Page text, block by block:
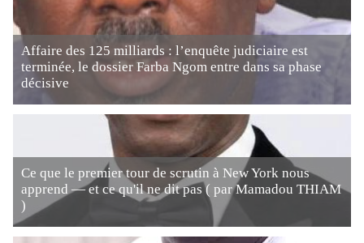
Affaire des 125 milliards : l’enquête judiciaire est
terminée, le dossier Farba Ngom entre dans sa phase
décisive
Ce que le premier tour de scrutin à New York nous
apprend — et ce qu'il ne dit pas ( par Mamadou THIAM
)